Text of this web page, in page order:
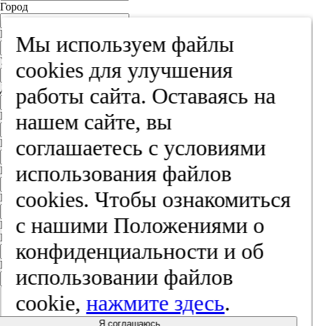
Город
Край
Улица
Дом
Квартира
Название юридического лица
ИНН
КПП
Пароль
Пароль
Повторите пароль
Мы используем файлы
cооkies для улучшения
работы сайта. Оставаясь на
нашем сайте, вы
соглашаетесь с условиями
использования файлов
cооkies. Чтобы ознакомиться
с нашими Положениями о
конфиденциальности и об
использовании файлов
cookie,нажмите здесь.
Я соглашаюсь